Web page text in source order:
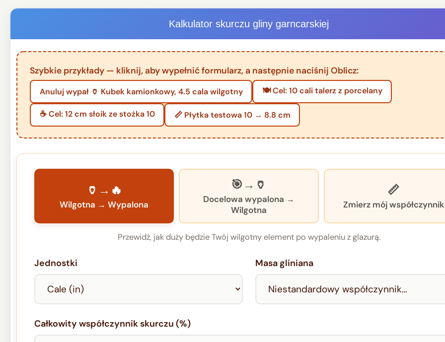
Kalkulator skurczu gliny garncarskiej
Szybkie przykłady — kliknij, aby wypełnić formularz, a następnie naciśnij Oblicz:
Anuluj wypał 🏺 Kubek kamionkowy, 4.5 cala wilgotny 🍽️ Cel: 10 cali talerz z porcelany
☕ Cel: 12 cm słoik ze stożka 10 📏 Płytka testowa 10 → 8.8 cm
🏺→🔥
Wilgotna → Wypalona
🎯→🏺
Docelowa wypalona →
Wilgotna
📏
Zmierz mój współczynnik
Przewidź, jak duży będzie Twój wilgotny element po wypaleniu z glazurą.
Jednostki Masa gliniana
Całkowity współczynnik skurczu (%)